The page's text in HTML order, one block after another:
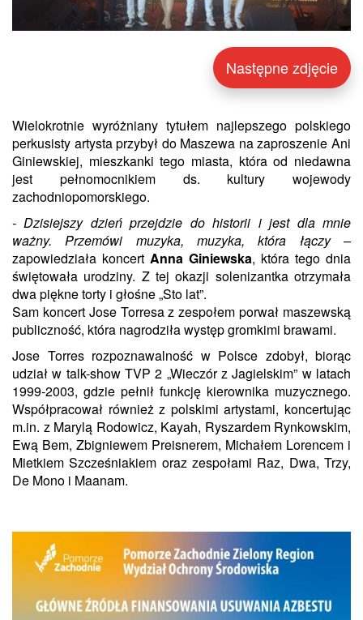
Następne zdjęcie
Wielokrotnie wyróżniany tytułem najlepszego polskiego
perkusisty artysta przybył do Maszewa na zaproszenie Ani
Giniewskiej, mieszkanki tego miasta, która od niedawna
jest pełnomocnikiem ds. kultury wojewody
zachodniopomorskiego.
- Dzisiejszy dzień przejdzie do historii i jest dla mnie
ważny. Przemówi muzyka, muzyka, która łączy –
zapowiedziała koncert Anna Giniewska, która tego dnia
świętowała urodziny. Z tej okazji solenizantka otrzymała
dwa piękne torty i głośne „Sto lat”.
Sam koncert Jose Torresa z zespołem porwał maszewską
publiczność, która nagrodziła występ gromkimi brawami.
Jose Torres rozpoznawalność w Polsce zdobył, biorąc
udział w talk-show TVP 2 „Wieczór z Jagielskim” w latach
1999-2003, gdzie pełnił funkcję kierownika muzycznego.
Współpracował również z polskimi artystami, koncertując
m.in. z Marylą Rodowicz, Kayah, Ryszardem Rynkowskim,
Ewą Bem, Zbigniewem Preisnerem, Michałem Lorencem i
Mietkiem Szcześniakiem oraz zespołami Raz, Dwa, Trzy,
De Mono i Maanam.